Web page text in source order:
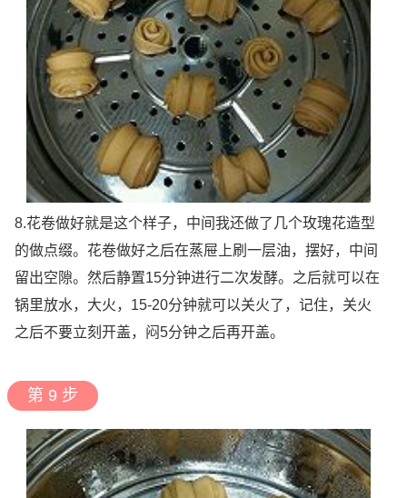
8.花卷做好就是这个样子，中间我还做了几个玫瑰花造型
的做点缀。花卷做好之后在蒸屉上刷一层油，摆好，中间
留出空隙。然后静置15分钟进行二次发酵。之后就可以在
锅里放水，大火，15-20分钟就可以关火了，记住，关火
之后不要立刻开盖，闷5分钟之后再开盖。
第 9 步